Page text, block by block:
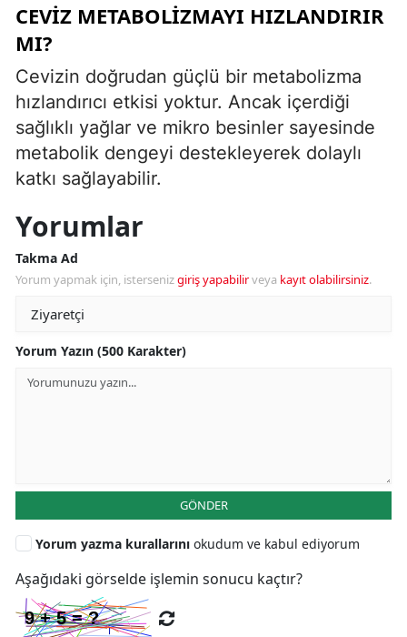
CEVIZ METABOLIZMAYI HIZLANDIRIR
MI?
Cevizin doğrudan güçlü bir metabolizma
hızlandırıcı etkisi yoktur. Ancak içerdiği
sağlıklı yağlar ve mikro besinler sayesinde
metabolik dengeyi destekleyerek dolaylı
katkı sağlayabilir.
Yorumlar
Takma Ad
Yorum yapmak için, istersenizgiriş yapabilirveya kayıt olabilirsiniz.
Yorum Yazın (500 Karakter)
GÖNDER
Yorum yazma kurallarını okudum ve kabul ediyorum
Aşağıdaki görselde işlemin sonucu kaçtır?